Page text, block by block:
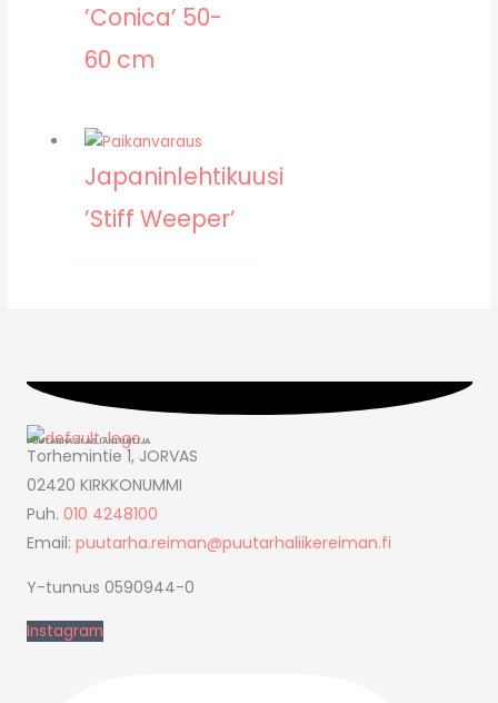
’Conica’ 50-
60 cm
Japaninlehtikuusi
’Stiff Weeper’
PUUTARHASI ASIANTUNTIJA
Torhemintie 1, JORVAS
02420 KIRKKONUMMI
Puh. 010 4248100
Email: puutarha.reiman@puutarhaliikereiman.fi
Y-tunnus 0590944-0
Instagram